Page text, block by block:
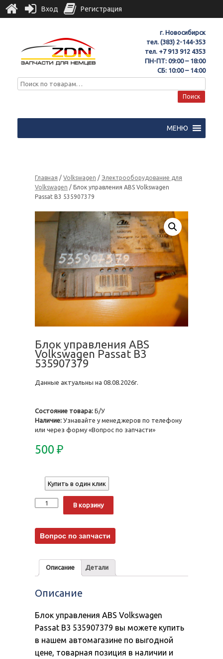
г. Новосибирск
тел. (383) 2-144-353
тел. +7 913 912 4353
ПН-ПТ: 09:00 – 18:00
СБ: 10:00 – 14:00
Поиск
МЕНЮ
Главная / Volkswagen / Электрооборудование для
Volkswagen / Блок управления ABS Volkswagen
Passat B3 535907379
Блок управления ABS
Volkswagen Passat B3
535907379
Данные актуальны на 08.08.2026г.
Состояние товара: Б/У
Наличие: Узнавайте у менеджеров по телефону
или через форму «Вопрос по запчасти»
500 ₽
Купить в один клик
Количество
В корзину
Описание Детали
Описание
Блок управления ABS Volkswagen
Passat B3 535907379 вы можете купить
в нашем автомагазине по выгодной
цене, товарная позиция в наличии и
Вход Регистрация